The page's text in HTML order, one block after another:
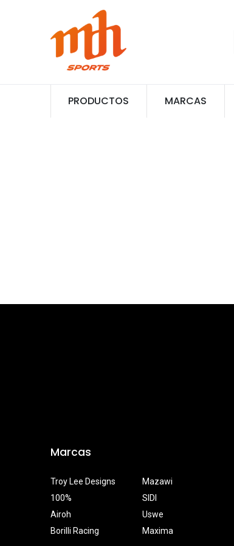
PRODUCTOS MARCAS
Marcas
Troy Lee Designs
100%
Airoh
Borilli Racing
Mazawi
SIDI
Uswe
Maxima